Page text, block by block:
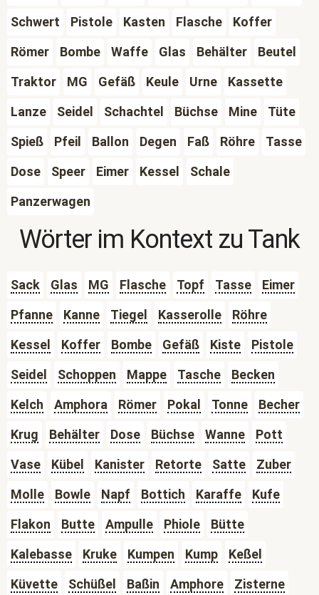
Schwert
Pistole Kasten Flasche
Koffer
Römer
Bombe Waffe Glas Behälter
Beutel
Traktor
MG Gefäß Keule Urne
Kassette
Lanze
Seidel Schachtel Büchse Mine
Tüte
Spieß
Pfeil Ballon Degen Faß Röhre
Tasse
Dose
Speer Eimer Kessel
Schale
Panzerwagen
Wörter im Kontext zu Tank
Sack Glas MG Flasche Topf Tasse
Eimer
Pfanne
Kanne Tiegel Kasserolle
Röhre
Kessel
Koffer Bombe Gefäß Kiste
Pistole
Seidel
Schoppen Mappe Tasche
Becken
Kelch
Amphora Römer Pokal Tonne
Becher
Krug
Behälter Dose Büchse Wanne
Pott
Vase
Kübel Kanister Retorte Satte
Zuber
Molle
Bowle Napf Bottich Karaffe
Kufe
Flakon
Butte Ampulle Phiole
Bütte
Kalebasse
Kruke Kumpen Kump
Keßel
Küvette
Schüßel Baßin Amphore Zisterne